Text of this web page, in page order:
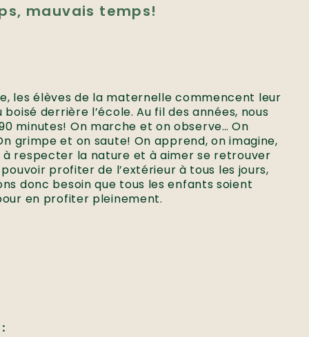
mauvais temps!
les élèves de la maternelle commencent leur
derrière l’école. Au fil des années, nous
minutes! On marche et on observe… On
grimpe et on saute! On apprend, on imagine,
à respecter la nature et à aimer se retrouver
profiter de l’extérieur à tous les jours,
donc besoin que tous les enfants soient
en profiter pleinement.